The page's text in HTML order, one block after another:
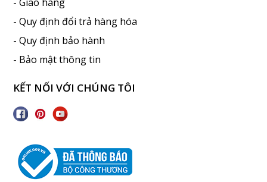
- Quy định đổi trả hàng hóa
- Quy định bảo hành
- Bảo mật thông tin
KẾT NỐI VỚI CHÚNG TÔI